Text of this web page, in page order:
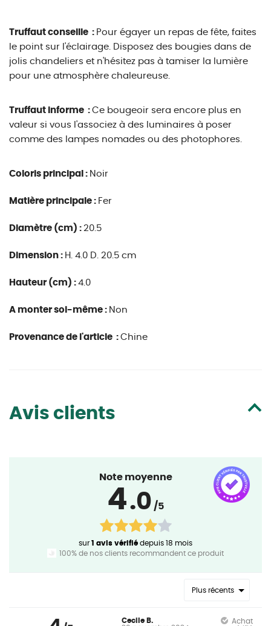
Truffaut conseille : Pour égayer un repas de fête, faites
le point sur l'éclairage. Disposez des bougies dans de
jolis chandeliers et n'hésitez pas à tamiser la lumière
pour une atmosphère chaleureuse.
Truffaut informe : Ce bougeoir sera encore plus en
valeur si vous l'associez à des luminaires à poser
comme des lampes nomades ou des photophores.
Coloris principal : Noir
Matière principale : Fer
Diamètre (cm) : 20.5
Dimension : H. 4.0 D. 20.5 cm
Hauteur (cm) : 4.0
A monter soi-même : Non
Provenance de l'article : Chine
Avis clients
Note moyenne
4.0 /5
sur1 avis vérifié depuis 18 mois
100% de nos clients recommandent ce produit
Plus récents
Cecile B.
Achat